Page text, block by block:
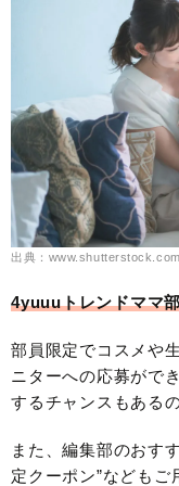
出典：www.shutterstock.com
4yuuuトレンドママ
部員限定でコスメや
ニターへの応募がで
するチャンスもある
また、編集部のおす
定クーポン”などもご